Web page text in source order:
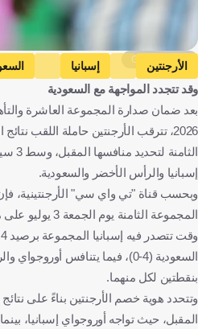
Getty Images
الأرجنتين إسبانيا
الرأس الأخضر
كاب فيردي
المملكة العربية السعودية
الرأس
وقد تتجدد المواجهة مع السعودية
2026، تترقب الأرجنتين حاملة اللقب
إسبانيا والرأس الأخضر والسعودية.
وبحسب قناة "تي واي سي" الأرجنتينية،
المجموعة
السعودية (4-0)، فيما يتنافس
بنقطتين لكل منهما.
وتتحدد هوية خصم الأرجنتين بناءً على
المقبل، حيث تواجه أوروجواي إسبانيا،